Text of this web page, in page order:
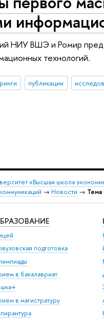
НИУ ВШЭ и Ромир
технологий.
публикации
«Высшая школа
→ Новости → Тема
подготовка
в бакалавриат
в магистратуру